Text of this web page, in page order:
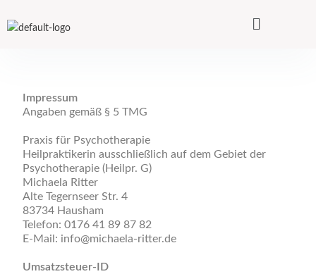
Impressum
Angaben gemäß § 5 TMG
Praxis für Psychotherapie
Heilpraktikerin ausschließlich auf dem Gebiet der
Psychotherapie (Heilpr. G)
Michaela Ritter
Alte Tegernseer Str. 4
83734 Hausham
Telefon: 0176 41 89 87 82
E-Mail: info@michaela-ritter.de
Umsatzsteuer-ID